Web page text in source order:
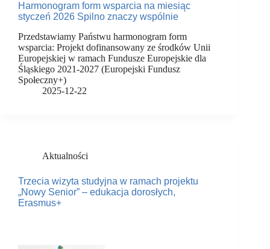
Harmonogram form wsparcia na miesiąc
styczeń 2026 Spilno znaczy wspólnie
Przedstawiamy Państwu harmonogram form
wsparcia: Projekt dofinansowany ze środków Unii
Europejskiej w ramach Fundusze Europejskie dla
Śląskiego 2021-2027 (Europejski Fundusz
Społeczny+)
2025-12-22
Aktualności
Trzecia wizyta studyjna w ramach projektu
„Nowy Senior” – edukacja dorosłych,
Erasmus+